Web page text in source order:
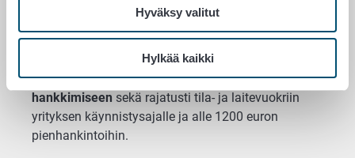
Hyväksy valitut
Hylkää kaikki
kokeiluun tai omistajanvaihdoksen suunnitteluun
maaseutualueilla.
Käynnistystuki on tarkoitettu ensisijaisesti
ulkopuolisten asiantuntijapalveluiden
hankkimiseen sekä rajatusti tila- ja laitevuokriin
yrityksen käynnistysajalle ja alle 1200 euron
pienhankintoihin.